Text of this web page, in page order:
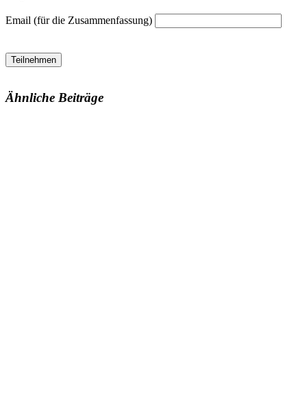
Email (für die Zusammenfassung)
Teilnehmen
Ähnliche Beiträge